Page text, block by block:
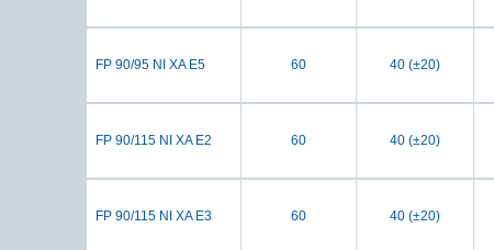
FP 90/95 NI XA E5 60 40 (±20)
FP 90/115 NI XA E2 60 40 (±20)
FP 90/115 NI XA E3 60 40 (±20)